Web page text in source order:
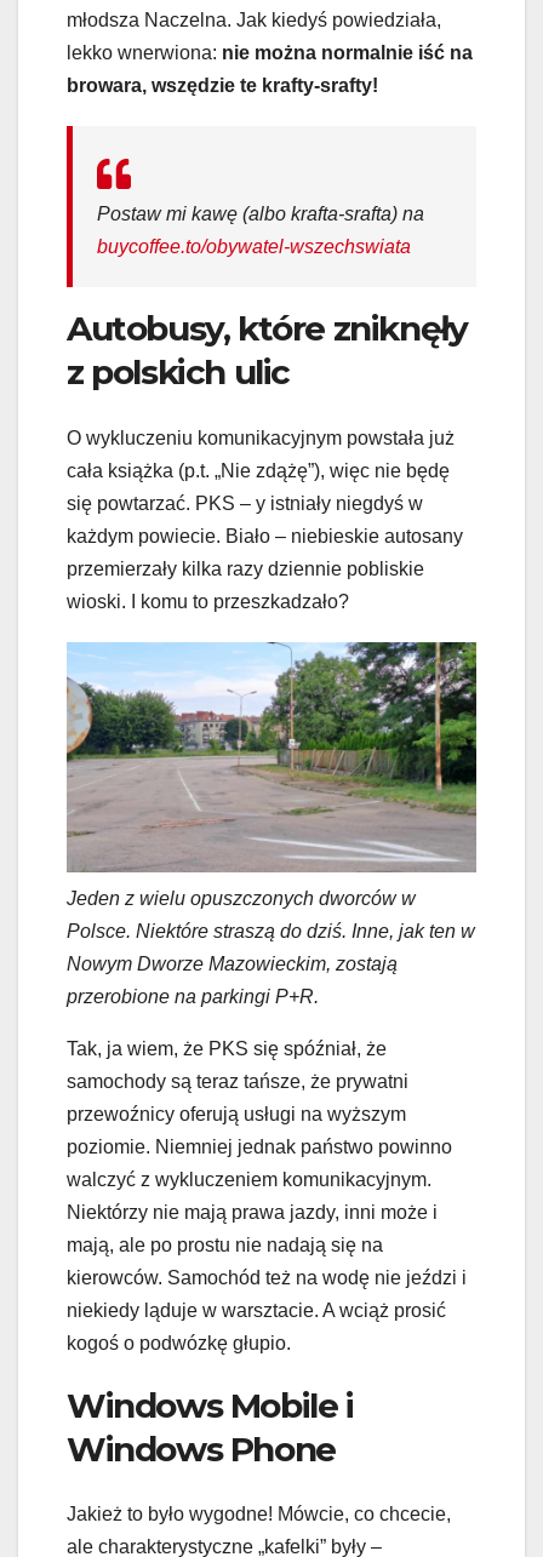
młodsza Naczelna. Jak kiedyś powiedziała,
lekko wnerwiona: nie można normalnie iść na
browara, wszędzie te krafty-srafty!
Postaw mi kawę (albo krafta-srafta) na
buycoffee.to/obywatel-wszechswiata
Autobusy, które zniknęły
z polskich ulic
O wykluczeniu komunikacyjnym powstała już
cała książka (p.t. „Nie zdążę”), więc nie będę
się powtarzać. PKS – y istniały niegdyś w
każdym powiecie. Biało – niebieskie autosany
przemierzały kilka razy dziennie pobliskie
wioski. I komu to przeszkadzało?
Jeden z wielu opuszczonych dworców w
Polsce. Niektóre straszą do dziś. Inne, jak ten w
Nowym Dworze Mazowieckim, zostają
przerobione na parkingi P+R.
Tak, ja wiem, że PKS się spóźniał, że
samochody są teraz tańsze, że prywatni
przewoźnicy oferują usługi na wyższym
poziomie. Niemniej jednak państwo powinno
walczyć z wykluczeniem komunikacyjnym.
Niektórzy nie mają prawa jazdy, inni może i
mają, ale po prostu nie nadają się na
kierowców. Samochód też na wodę nie jeździ i
niekiedy ląduje w warsztacie. A wciąż prosić
kogoś o podwózkę głupio.
Windows Mobile i
Windows Phone
Jakież to było wygodne! Mówcie, co chcecie,
ale charakterystyczne „kafelki” były –